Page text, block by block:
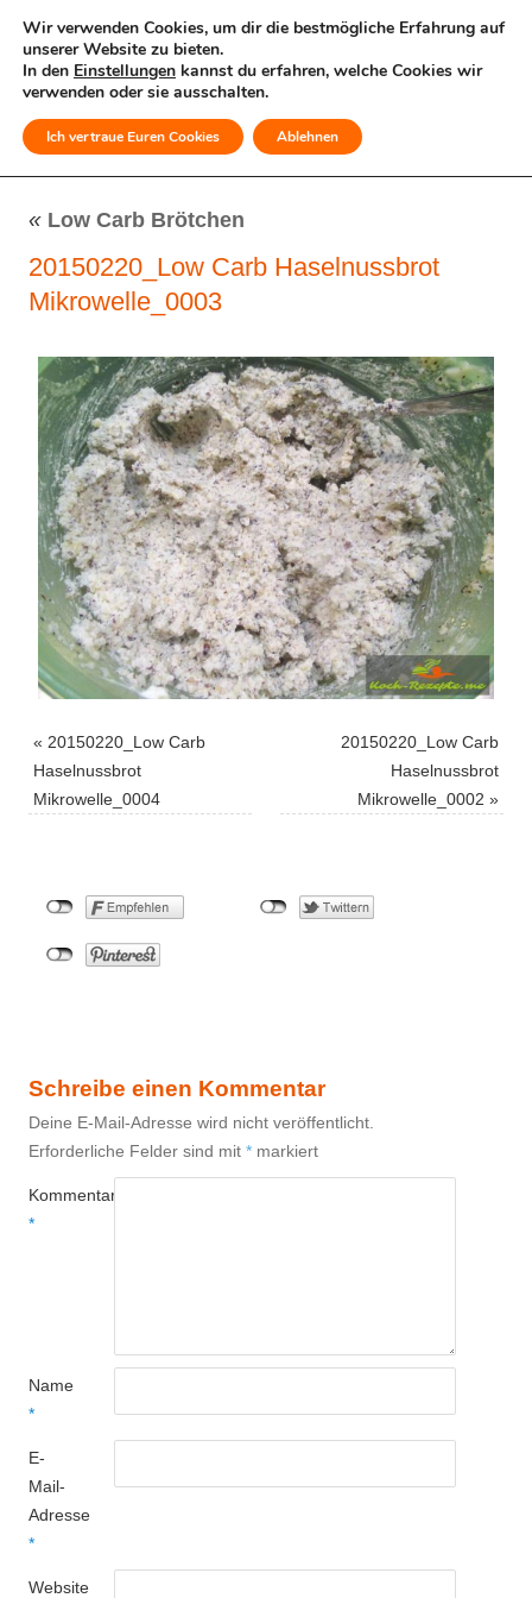
MENÜ
« Low Carb Brötchen
20150220_Low Carb Haselnussbrot
Mikrowelle_0003
« 20150220_Low Carb
Haselnussbrot
Mikrowelle_0004
20150220_Low Carb
Haselnussbrot
Mikrowelle_0002 »
Schreibe einen Kommentar
Deine E-Mail-Adresse wird nicht veröffentlicht.
Erforderliche Felder sind mit * markiert
Kommentar
*
Name
*
E-
Mail-
Adresse
*
Website
Wir verwenden Cookies, um dir die bestmögliche Erfahrung auf
unserer Website zu bieten.
In den Einstellungen kannst du erfahren, welche Cookies wir
verwenden oder sie ausschalten.
Ich vertraue Euren Cookies Ablehnen